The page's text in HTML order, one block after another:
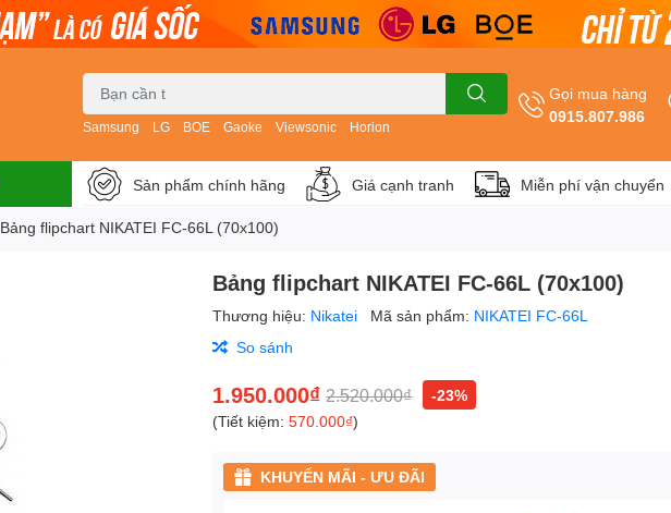
Samsung LG BOE Gaoke Viewsonic Horion
Gọi mua hàng
0915.807.986
Sản phẩm chính hãng Giá cạnh tranh Miễn phí vận chuyển
Bảng flipchart NIKATEI FC-66L (70x100)
Bảng flipchart NIKATEI FC-66L (70x100)
Thương hiệu: Nikatei Mã sản phẩm: NIKATEI FC-66L
So sánh
1.950.000₫ 2.520.000₫
-23%
(Tiết kiệm:570.000₫)
KHUYẾN MÃI - ƯU ĐÃI